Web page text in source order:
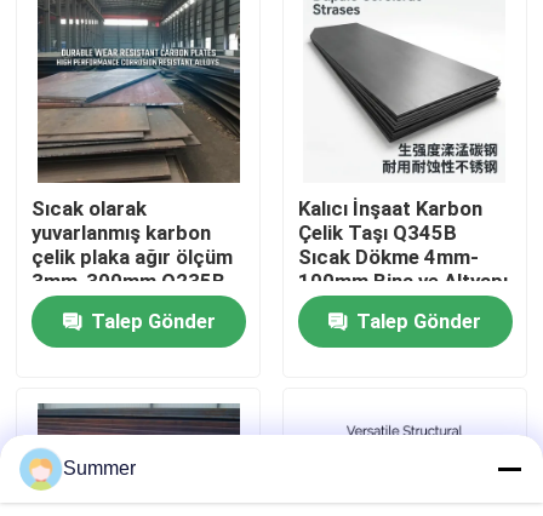
Fabrika turu
Kalite kontrol
Bize ulaşın
Teklif isteği
Karbon çelik bobini
Karbon çelik plaka
Paslanmaz Çelik Rulo
Sıcak olarak
yuvarlanmış karbon
çelik plaka ağır ölçüm
3mm-300mm Q235B
SS400 Makine yapımı
ve imalatı için
endüstriyel sınıf
Talep Gönder
Kalıcı İnşaat Karbon
Çelik Taşı Q345B
Sıcak Dökme 4mm-
100mm Bina ve Altyapı
için Hava Duruma
DirençliTalep Gönder
Summer